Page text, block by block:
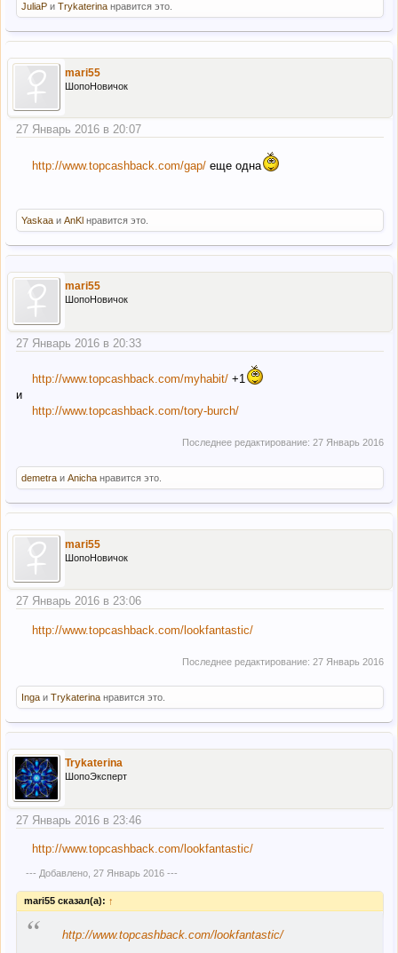
JuliaP и Trykaterina нравится это.
mari55
ШопоНовичок
27 Январь 2016 в 20:07
http://www.topcashback.com/gap/ еще одна
Yaskaa и AnKl нравится это.
mari55
ШопоНовичок
27 Январь 2016 в 20:33
http://www.topcashback.com/myhabit/ +1
и
http://www.topcashback.com/tory-burch/
Последнее редактирование: 27 Январь 2016
demetra и Anicha нравится это.
mari55
ШопоНовичок
27 Январь 2016 в 23:06
http://www.topcashback.com/lookfantastic/
Последнее редактирование: 27 Январь 2016
Inga и Trykaterina нравится это.
Trykaterina
ШопоЭксперт
27 Январь 2016 в 23:46
http://www.topcashback.com/lookfantastic/
--- Добавлено, 27 Январь 2016---
mari55 сказал(а): ↑
“ http://www.topcashback.com/lookfantastic/